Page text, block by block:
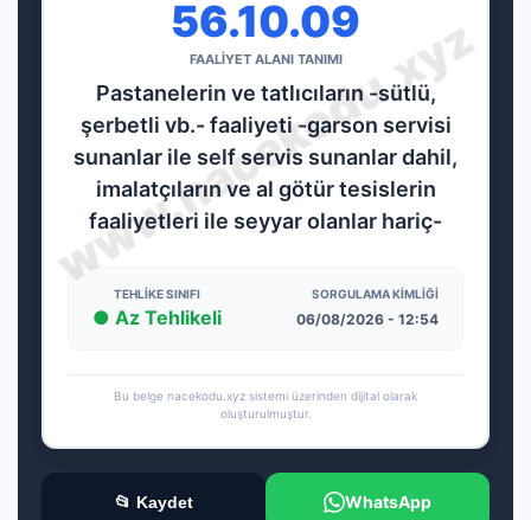
56.10.09
FAALİYET ALANI TANIMI
Pastanelerin ve tatlıcıların -sütlü,
şerbetli vb.- faaliyeti -garson servisi
sunanlar ile self servis sunanlar dahil,
imalatçıların ve al götür tesislerin
faaliyetleri ile seyyar olanlar hariç-
TEHLIKE SINIFI
● Az Tehlikeli
SORGULAMA KIMLIĞI
06/08/2026 - 12:54
Bu belge nacekodu.xyz sistemi üzerinden dijital olarak
oluşturulmuştur.
📂 Kaydet WhatsApp